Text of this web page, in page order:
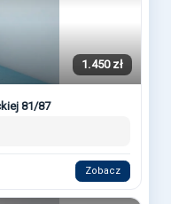
1.450 zł
81/87
Zobacz